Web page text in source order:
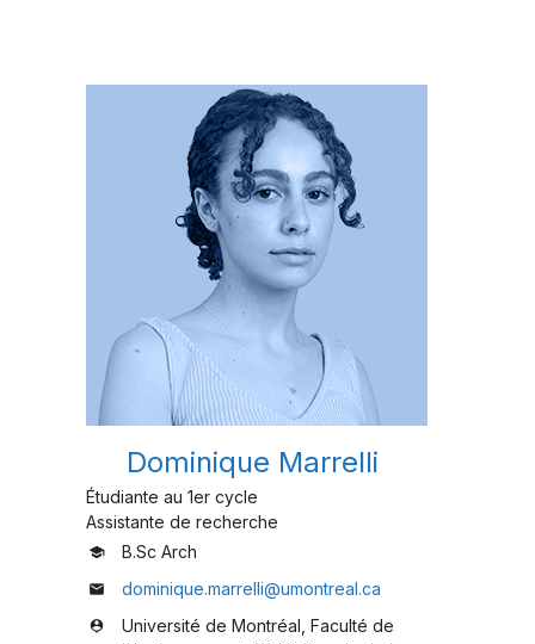
Dominique Marrelli
Étudiante au 1er cycle
Assistante de recherche
school B.Sc Arch
mail dominique.marrelli@umontreal.ca
person_pin
Université de Montréal, Faculté de